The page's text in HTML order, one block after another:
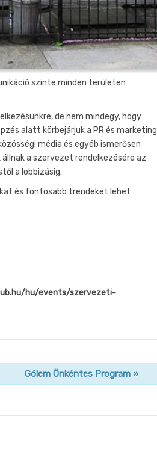
szinte minden területen
de nem mindegy, hogy
alatt körbejárjuk a PR és marketing
média és egyéb ismerősen
a szervezet rendelkezésére az
a lobbizásig.
és fontosabb trendeket lehet
hu/events/szervezeti-
Gólem Önkéntes Program »